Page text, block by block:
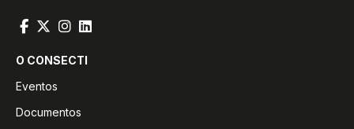
O CONSECTI
Eventos
Documentos